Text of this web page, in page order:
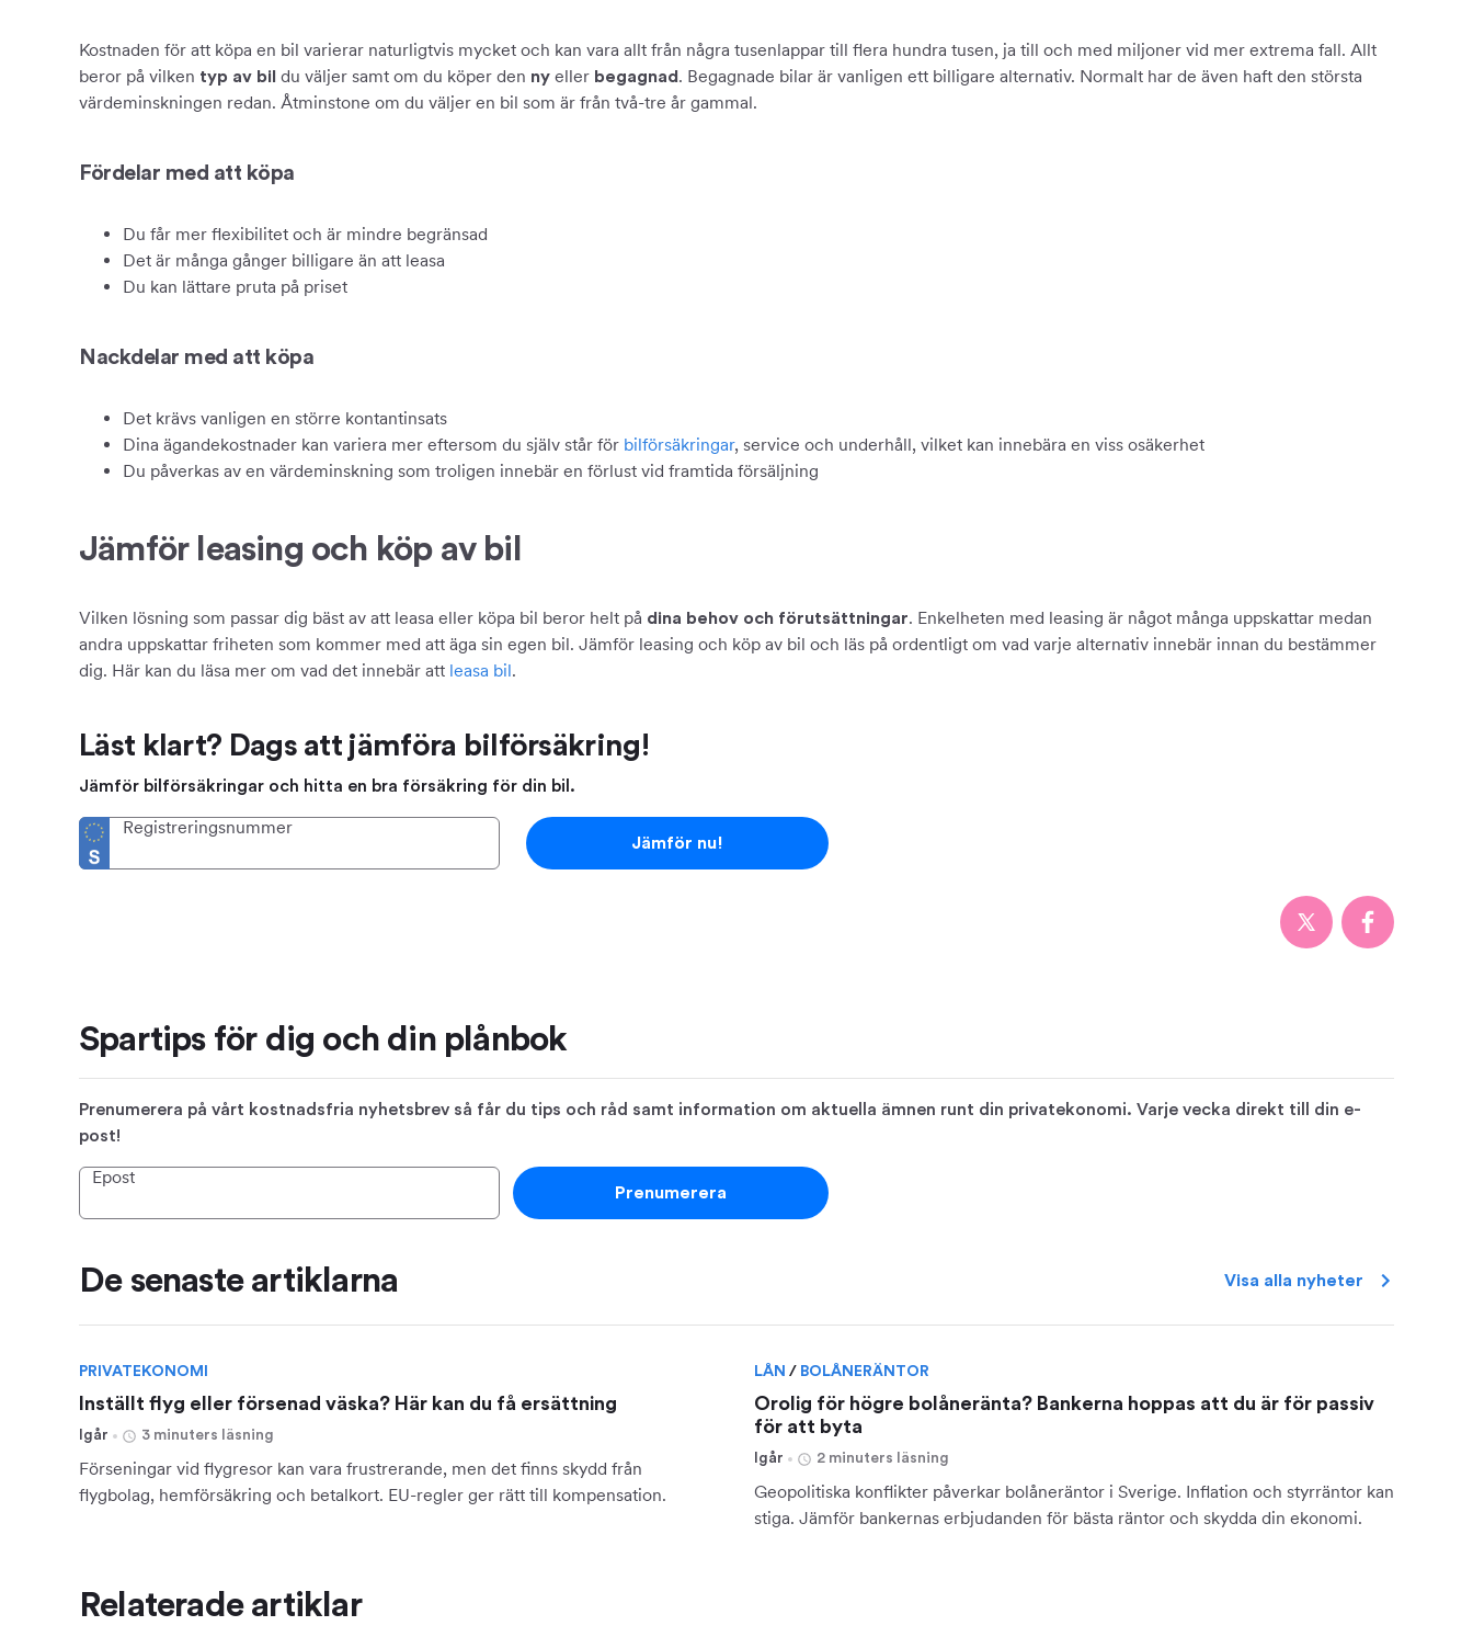
Kostnaden för att köpa en bil varierar naturligtvis mycket och kan vara allt från några tusenlappar till flera hundra tusen, ja till och med miljoner vid mer extrema fall. Allt
beror på vilken typ av bil du väljer samt om du köper den ny eller begagnad . Begagnade bilar är vanligen ett billigare alternativ. Normalt har de även haft den största
värdeminskningen redan. Åtminstone om du väljer en bil som är från två-tre år gammal.
Fördelar med att köpa
Du får mer flexibilitet och är mindre begränsad
Det är många gånger billigare än att leasa
Du kan lättare pruta på priset
Nackdelar med att köpa
Det krävs vanligen en större kontantinsats
Dina ägandekostnader kan variera mer eftersom du själv står för bilförsäkringar, service och underhåll, vilket kan innebära en viss osäkerhet
Du påverkas av en värdeminskning som troligen innebär en förlust vid framtida försäljning
Jämför leasing och köp av bil
Vilken lösning som passar dig bäst av att leasa eller köpa bil beror helt på dina behov och förutsättningar. Enkelheten med leasing är något många uppskattar medan
andra uppskattar friheten som kommer med att äga sin egen bil. Jämför leasing och köp av bil och läs på ordentligt om vad varje alternativ innebär innan du bestämmer
dig. Här kan du läsa mer om vad det innebär att leasa bil.
Läst klart? Dags att jämföra bilförsäkring!
Jämför bilförsäkringar och hitta en bra försäkring för din bil.
Registreringsnummer
Jämför nu!
Spartips för dig och din plånbok
Prenumerera på vårt kostnadsfria nyhetsbrev så får du tips och råd samt information om aktuella ämnen runt din privatekonomi. Varje vecka direkt till din e-
post!
Epost
Prenumerera
De senaste artiklarna Visa alla nyheter
PRIVATEKONOMI
Inställt flyg eller försenad väska? Här kan du få ersättning
Igår 3 minuters läsning
Förseningar vid flygresor kan vara frustrerande, men det finns skydd från
flygbolag, hemförsäkring och betalkort. EU-regler ger rätt till kompensation.
LÅN / BOLÅNERÄNTOR
Orolig för högre bolåneränta? Bankerna hoppas att du är för passiv
för att byta
Igår 2 minuters läsning
Geopolitiska konflikter påverkar bolåneräntor i Sverige. Inflation och styrräntor kan
stiga. Jämför bankernas erbjudanden för bästa räntor och skydda din ekonomi.
Relaterade artiklar